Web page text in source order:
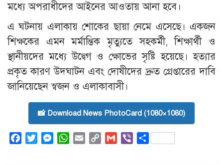
মধ্যে অপরাধীদের আইনের আওতায় আনা হবে।
এ ঘটনায় এলাকায় শোকের ছায়া নেমে এসেছে। একজন
শিক্ষকের এমন মর্মান্তিক মৃত্যুতে সহকর্মী, শিক্ষার্থী ও
স্থানীয়দের মধ্যে উদ্বেগ ও ক্ষোভের সৃষ্টি হয়েছে। হত্যার
প্রকৃত কারণ উদঘাটন এবং দোষীদের দ্রুত গ্রেপ্তারের দাবি
জানিয়েছেন স্বজন ও এলাকাবাসী।
📸 Download News PhotoCard (1080×1080)
FacebookTwitterMessenger
WhatsApp
Email
Copy
Gmail ViberShare